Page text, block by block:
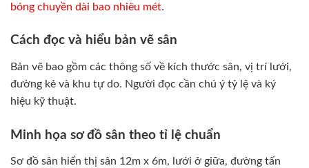
bóng chuyền dài bao nhiêu mét.
Cách đọc và hiểu bản vẽ sân
Bản vẽ bao gồm các thông số về kích thước sân, vị trí lưới,
đường kẻ và khu tự do. Người đọc cần chú ý tỷ lệ và ký
hiệu kỹ thuật.
Minh họa sơ đồ sân theo tỉ lệ chuẩn
Sơ đồ sân hiển thị sân 12m x 6m, lưới ở giữa, đường tấn